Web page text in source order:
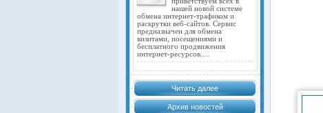
нашей новой системе
обмена интернет-трафиком и
раскрутки веб-сайтов. Сервис
предназначен для обмена
визитами, посещениями и
бесплатного продвижения
интернет-ресурсов.…
Читать далее
Архив новостей